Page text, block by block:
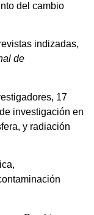
del cambio
indizadas,
de
17
investigación en
y radiación